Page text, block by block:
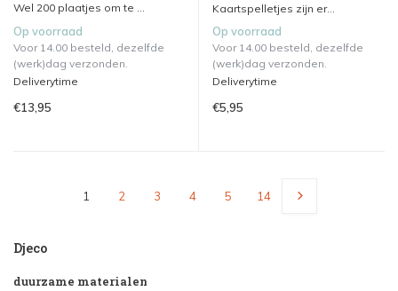
Wel 200 plaatjes om te ...
Op voorraad
Voor 14.00 besteld, dezelfde
(werk)dag verzonden.
Deliverytime
€13,95
Kaartspelletjes zijn er...
Op voorraad
Voor 14.00 besteld, dezelfde
(werk)dag verzonden.
Deliverytime
€5,95
1 2 3 4 5 14
Djeco
duurzame materialen